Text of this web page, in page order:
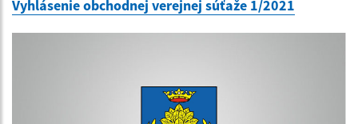
Vyhlásenie obchodnej verejnej súťaže 1/2021